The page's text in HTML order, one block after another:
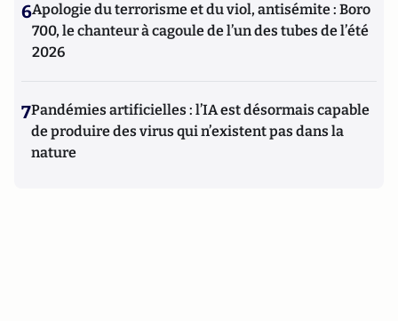
6Apologie du terrorisme et du viol, antisémite : Boro
700, le chanteur à cagoule de l’un des tubes de l’été
2026
7Pandémies artificielles : l’IA est désormais capable
de produire des virus qui n’existent pas dans la
nature